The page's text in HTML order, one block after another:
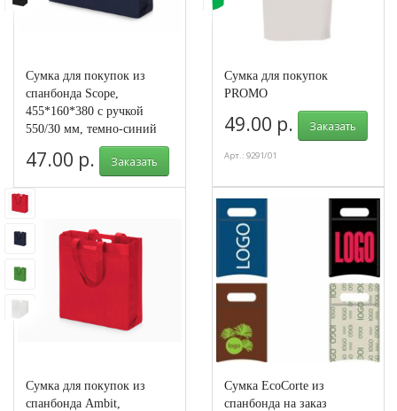
Сумка для покупок из
спанбонда Scope,
455*160*380 с ручкой
550/30 мм, темно-синий
47.00 р. Заказать
Арт.: 570102
Сумка для покупок
PROMO
49.00 р. Заказать
Арт.: 9291/01
Сумка для покупок из
спанбонда Ambit,
Сумка EcoCorte из
спанбонда на заказ